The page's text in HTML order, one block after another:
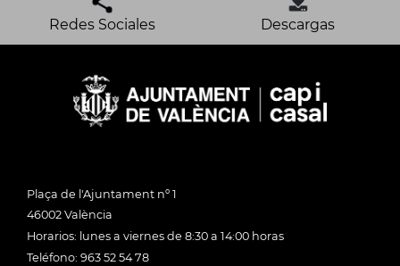
Redes Sociales Descargas
Plaça de l'Ajuntament nº 1
46002 València
Horarios: lunes a viernes de 8:30 a 14:00 horas
Teléfono: 963 52 54 78